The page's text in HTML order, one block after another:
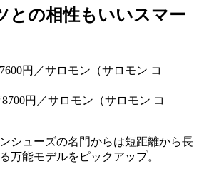
との相性もいいスマー
円／サロモン（サロモン コ
シューズの名門からは短距離から長
万能モデルをピックアップ。